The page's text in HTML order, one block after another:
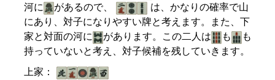
河に
があるので、
は、かなりの確率で山
にあり、対子になりやすい牌と考えます。また、下
家と対面の河に
があります。この二人は も
も
持っていないと考え、対子候補を残していきます。
上家：